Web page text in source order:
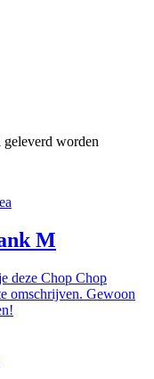
geleverd worden
M
deze Chop Chop
omschrijven. Gewoon